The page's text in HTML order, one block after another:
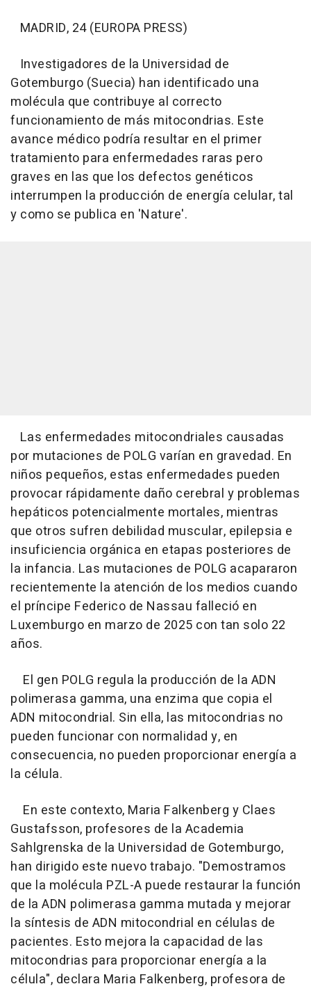
MADRID, 24 (EUROPA PRESS)
Investigadores de la Universidad de
Gotemburgo (Suecia) han identificado una
molécula que contribuye al correcto
funcionamiento de más mitocondrias. Este
avance médico podría resultar en el primer
tratamiento para enfermedades raras pero
graves en las que los defectos genéticos
interrumpen la producción de energía celular, tal
y como se publica en 'Nature'.
Las enfermedades mitocondriales causadas
por mutaciones de POLG varían en gravedad. En
niños pequeños, estas enfermedades pueden
provocar rápidamente daño cerebral y problemas
hepáticos potencialmente mortales, mientras
que otros sufren debilidad muscular, epilepsia e
insuficiencia orgánica en etapas posteriores de
la infancia. Las mutaciones de POLG acapararon
recientemente la atención de los medios cuando
el príncipe Federico de Nassau falleció en
Luxemburgo en marzo de 2025 con tan solo 22
años.
El gen POLG regula la producción de la ADN
polimerasa gamma, una enzima que copia el
ADN mitocondrial. Sin ella, las mitocondrias no
pueden funcionar con normalidad y, en
consecuencia, no pueden proporcionar energía a
la célula.
En este contexto, Maria Falkenberg y Claes
Gustafsson, profesores de la Academia
Sahlgrenska de la Universidad de Gotemburgo,
han dirigido este nuevo trabajo. "Demostramos
que la molécula PZL-A puede restaurar la función
de la ADN polimerasa gamma mutada y mejorar
la síntesis de ADN mitocondrial en células de
pacientes. Esto mejora la capacidad de las
mitocondrias para proporcionar energía a la
célula", declara Maria Falkenberg, profesora de